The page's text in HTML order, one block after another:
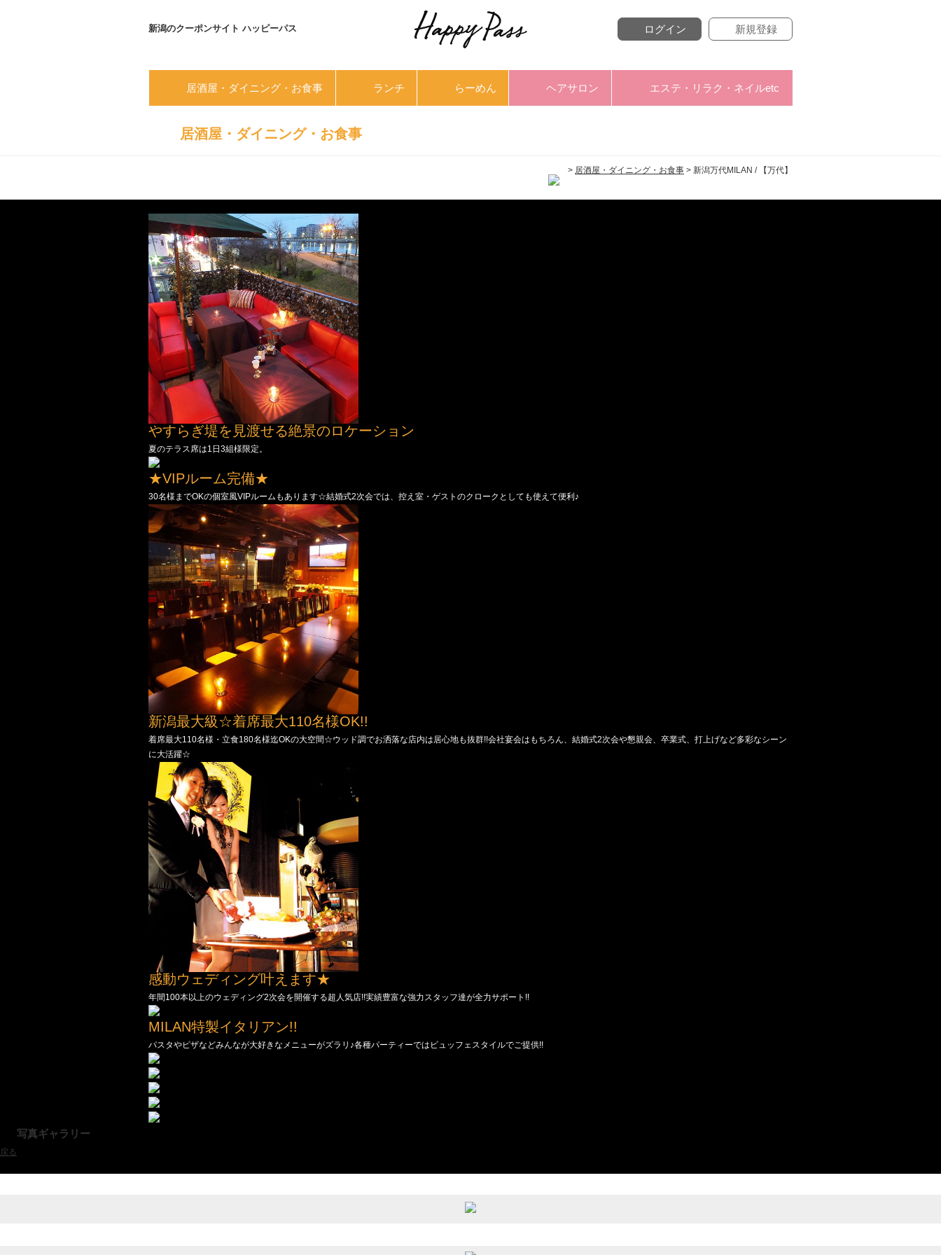
新潟のクーポンサイト ハッピーパス ログイン 新規登録
居酒屋・ダイニング・お食事 ランチ らーめん ヘアサロン エステ・リラク・ネイルetc
居酒屋・ダイニング・お食事
> 居酒屋・ダイニング・お食事 > 新潟万代MILAN / 【万代】
やすらぎ堤を見渡せる絶景のロケーション
夏のテラス席は1日3組様限定。
★VIPルーム完備★
30名様までOKの個室風VIPルームもあります☆結婚式2次会では、控え室・ゲストのクロークとしても使えて便利♪
新潟最大級☆着席最大110名様OK!!
着席最大110名様・立食180名様迄OKの大空間☆ウッド調でお洒落な店内は居心地も抜群!!会社宴会はもちろん、結婚式2次会や懇親会、卒業式、打上げなど多彩なシーン
に大活躍☆
感動ウェディング叶えます★
年間100本以上のウェディング2次会を開催する超人気店!!実績豊富な強力スタッフ達が全力サポート!!
MILAN特製イタリアン!!
パスタやピザなどみんなが大好きなメニューがズラリ♪各種パーティーではビュッフェスタイルでご提供!!
写真ギャラリー
戻る